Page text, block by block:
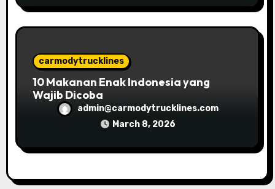
carmodytrucklines
10 Makanan Enak Indonesia yang
Wajib Dicoba
admin@carmodytrucklines.com
March 8, 2026